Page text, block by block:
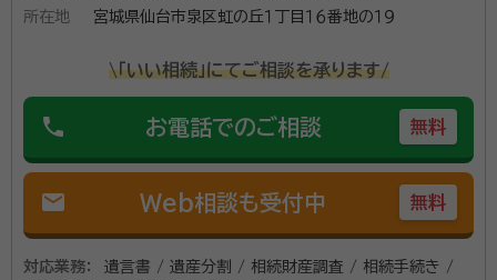
初回相談、2回目以降も相談料はいただきません。 電話
わせください。
所在地
宮城県仙台市泉区虹の丘１丁目１６番地の１９
\「いい相続」にてご相談を承ります/
phone お電話でのご相談 無料
mail Web相談も受付中 無料
対応業務：
遺言書 / 遺産分割 / 相続財産調査 / 相続手続き /